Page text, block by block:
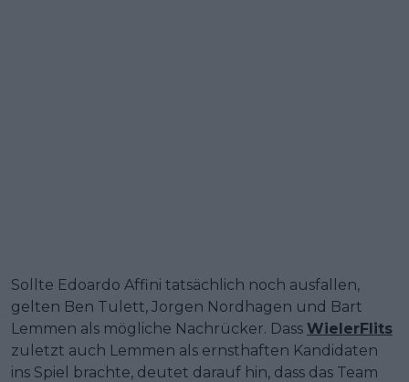
Sollte Edoardo Affini tatsächlich noch ausfallen,
gelten Ben Tulett, Jorgen Nordhagen und Bart
Lemmen als mögliche Nachrücker. Dass WielerFlits
zuletzt auch Lemmen als ernsthaften Kandidaten
ins Spiel brachte, deutet darauf hin, dass das Team